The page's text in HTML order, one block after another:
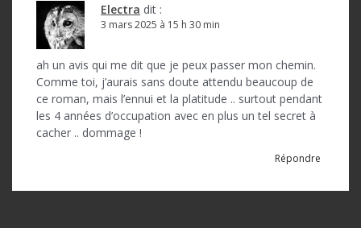
a
Electra dit :
3 mars 2025 à 15 h 30 min
ah un avis qui me dit que je peux passer mon chemin.
Comme toi, j’aurais sans doute attendu beaucoup de
ce roman, mais l’ennui et la platitude .. surtout pendant
les 4 années d’occupation avec en plus un tel secret à
cacher .. dommage !
Répondre